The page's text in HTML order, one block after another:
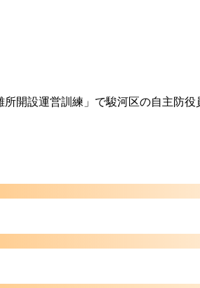
開設運営訓練」で駿河区の自主防